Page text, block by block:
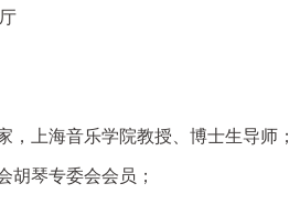
，上海音乐学院教授、博士生导师；
胡琴专委会会员；